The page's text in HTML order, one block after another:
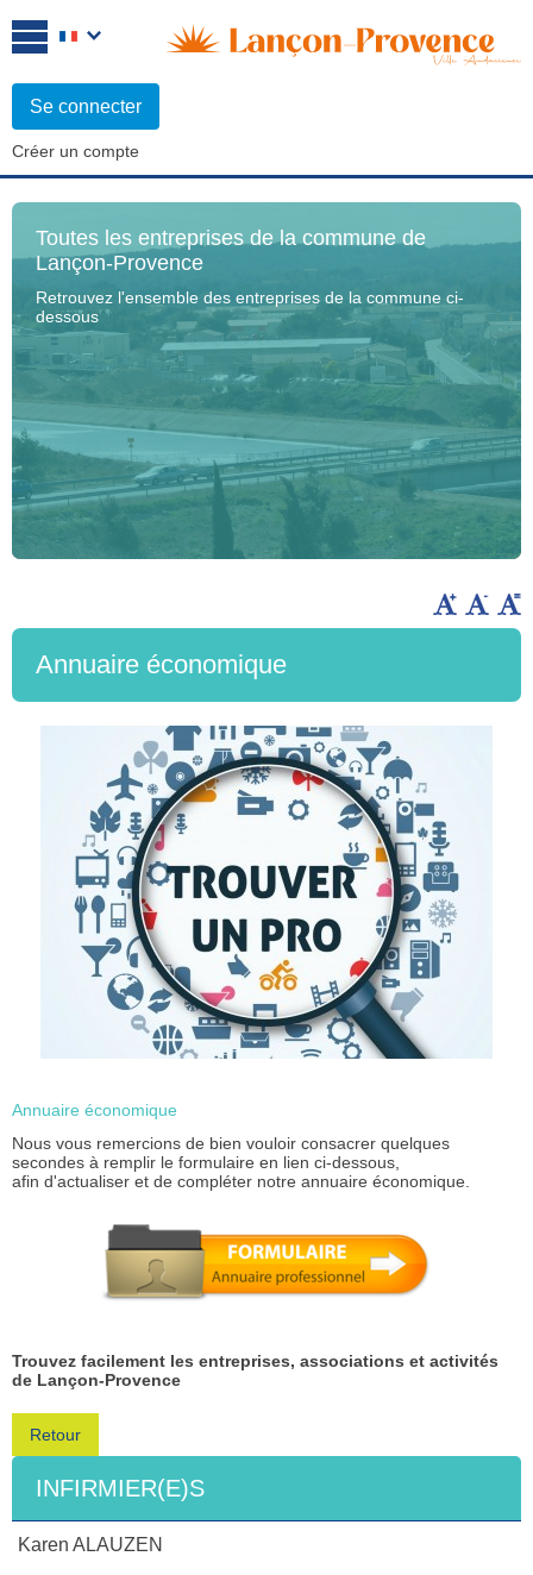
Se connecter
Créer un compte
Toutes les entreprises de la commune de
Lançon-Provence
Retrouvez l'ensemble des entreprises de la commune ci-
dessous
Annuaire économique
Annuaire économique
Nous vous remercions de bien vouloir consacrer quelques
secondes à remplir le formulaire en lien ci-dessous,
afin d'actualiser et de compléter notre annuaire économique.
Trouvez facilement les entreprises, associations et activités
de Lançon-Provence
Retour
INFIRMIER(E)S
Karen ALAUZEN